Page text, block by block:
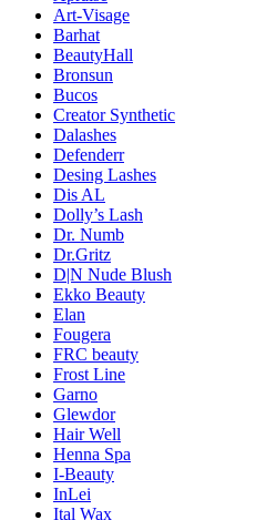
Art-Visage
Barhat
BeautyHall
Bronsun
Bucos
Creator Synthetic
Dalashes
Defenderr
Desing Lashes
Dis AL
Dolly’s Lash
Dr. Numb
Dr.Gritz
D|N Nude Blush
Ekko Beauty
Elan
Fougera
FRC beauty
Frost Line
Garno
Glewdor
Hair Well
Henna Spa
I-Beauty
InLei
Ital Wax